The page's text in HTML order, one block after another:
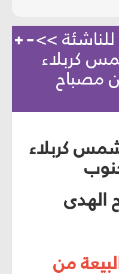
للناشئة >>
كربلاء
مصباح
كربلاء
الهدى
من